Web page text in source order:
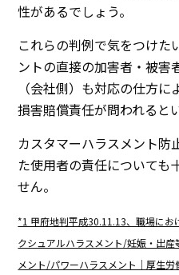
性があるでしょう。
これらの判例で気をつけた
ントの直接の加害者・被
（会社側）も対応の仕方
損害賠償責任が問われると
カスタマーハラスメント防
た使用者の責任についても
せん。
*1 甲府地判平成30.11.13、職場にお
クシュアルハラスメント/妊娠・出
メント/パワーハラスメント｜厚生労